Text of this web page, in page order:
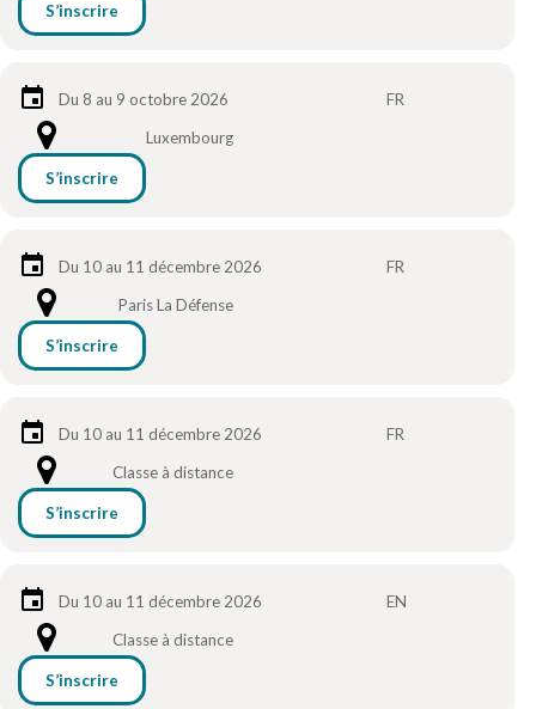
S’inscrire
Du 8 au 9 octobre 2026
FR
Luxembourg
S’inscrire
Du 10 au 11 décembre 2026
FR
Paris La Défense
S’inscrire
Du 10 au 11 décembre 2026
FR
Classe à distance
S’inscrire
Du 10 au 11 décembre 2026
EN
Classe à distance
S’inscrire